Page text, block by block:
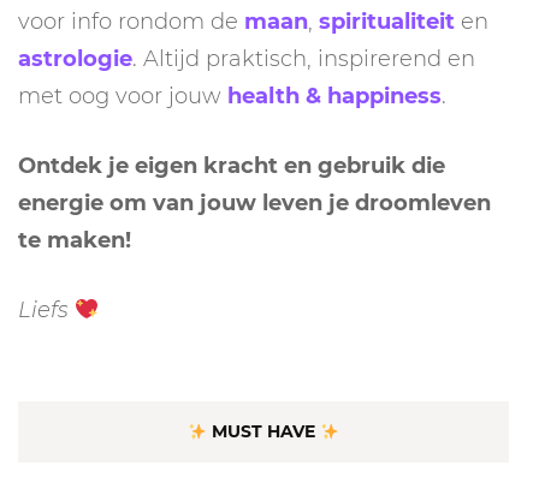
voor info rondom de maan, spiritualiteit en
astrologie. Altijd praktisch, inspirerend en
met oog voor jouw health & happiness.
Ontdek je eigen kracht en gebruik die
energie om van jouw leven je droomleven
te maken!
Liefs
MUST HAVE